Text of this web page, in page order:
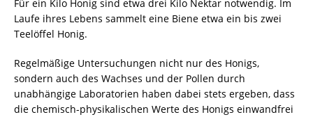
Für ein Kilo Honig sind etwa drei Kilo Nektar notwendig. Im
Laufe ihres Lebens sammelt eine Biene etwa ein bis zwei
Teelöffel Honig.
Regelmäßige Untersuchungen nicht nur des Honigs,
sondern auch des Wachses und der Pollen durch
unabhängige Laboratorien haben dabei stets ergeben, dass
die chemisch-physikalischen Werte des Honigs einwandfrei